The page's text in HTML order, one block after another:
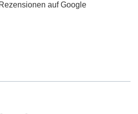
auf Google